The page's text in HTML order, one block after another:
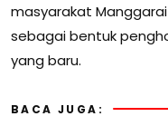
masyarakat
sebagai bentuk
yang baru.
BACA JUGA: